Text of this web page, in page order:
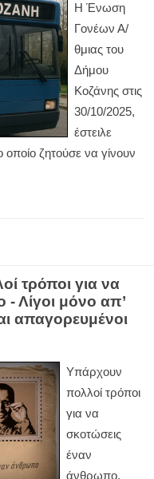
Η Ένωση
Γονέων Α/
θμιας του
Δήμου
Κοζάνης στις
30/10/2025,
έστειλε
ζητούσε να γίνουν
τρόποι για να
Λίγοι μόνο απ’
απαγορευμένοι
Υπάρχουν
πολλοί τρόποι
για να
σκοτώσεις
έναν
άνθρωπο.